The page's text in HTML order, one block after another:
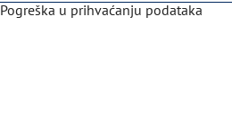
Pogreška u prihvaćanju podataka